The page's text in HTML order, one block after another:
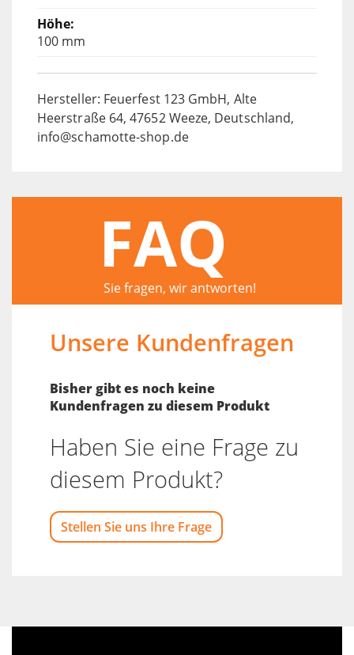
100 mm
Hersteller: Feuerfest 123 GmbH, Alte
Heerstraße 64, 47652 Weeze, Deutschland,
info@schamotte-shop.de
FAQ
Sie fragen, wir antworten!
Unsere Kundenfragen
Bisher gibt es noch keine
Kundenfragen zu diesem Produkt
Haben Sie eine Frage zu
diesem Produkt?
Stellen Sie uns Ihre Frage